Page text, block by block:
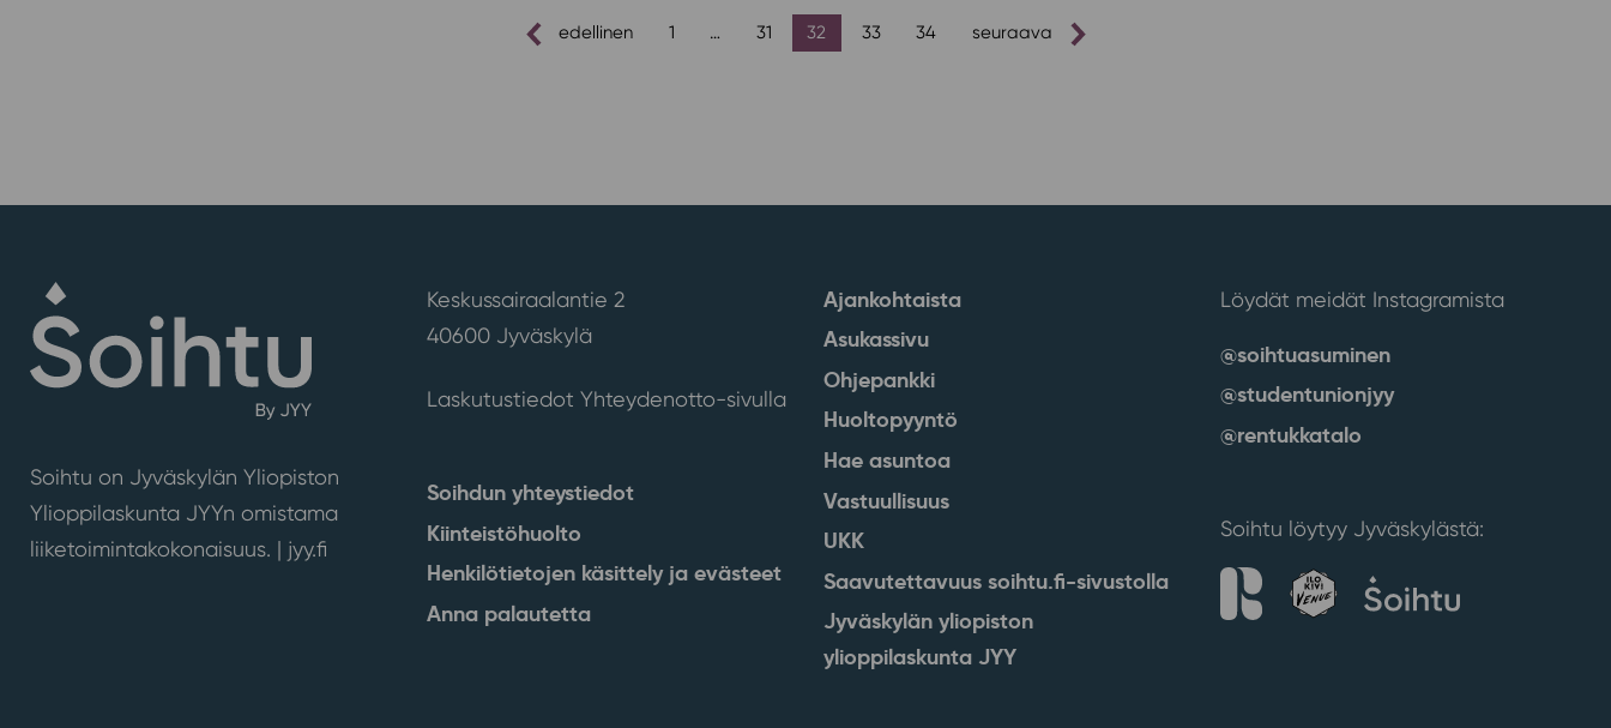
edellinen 1 … 31 32 33 34 seuraava
Soihtu on Jyväskylän Yliopiston
Ylioppilaskunta JYYn omistama
liiketoimintakokonaisuus. | jyy.fi
Keskussairaalantie 2
40600 Jyväskylä
Laskutustiedot Yhteydenotto-sivulla
Soihdun yhteystiedot
Kiinteistöhuolto
Henkilötietojen käsittely ja evästeet
Anna palautetta
Ajankohtaista
Asukassivu
Ohjepankki
Huoltopyyntö
Hae asuntoa
Vastuullisuus
UKK
Saavutettavuus soihtu.fi-sivustolla
Jyväskylän yliopiston
ylioppilaskunta JYY
Löydät meidät Instagramista
@soihtuasuminen
@studentunionjyy
@rentukkatalo
Soihtu löytyy Jyväskylästä: